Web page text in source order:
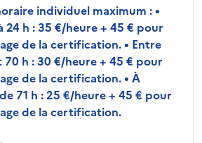
individuel maximum : •
24 h : 35 €/heure + 45 € pour
de la certification. • Entre
70 h : 30 €/heure + 45 € pour
de la certification. • À
71 h : 25 €/heure + 45 € pour
de la certification.